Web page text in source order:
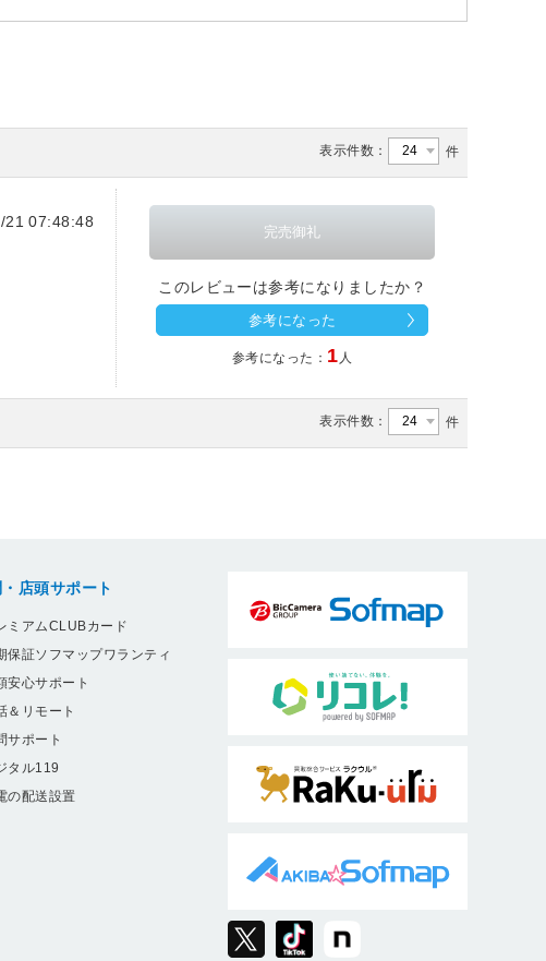
表示件数： 件
21 07:48:48
このレビューは参考になりましたか？
参考になった
参考になった： 1 人
表示件数： 件
店頭サポート
ミアムCLUBカード
保証ソフマップワランティ
安心サポート
＆リモート
サポート
タル119
の配送設置